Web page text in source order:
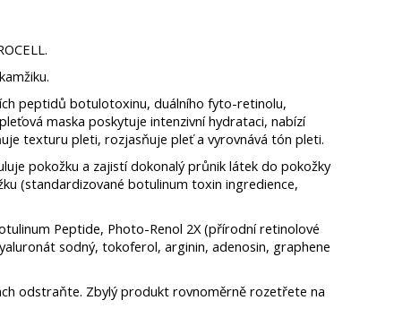
peptidů botulotoxinu, duálního fyto-retinolu,
maska poskytuje intenzivní hydrataci, nabízí
texturu pleti, rozjasňuje pleť a vyrovnává tón pleti.
pokožku a zajistí dokonalý průnik látek do pokožky
(standardizované botulinum toxin ingredience,
Peptide, Photo-Renol 2X (přírodní retinolové
sodný, tokoferol, arginin, adenosin, graphene
odstraňte. Zbylý produkt rovnoměrně rozetřete na